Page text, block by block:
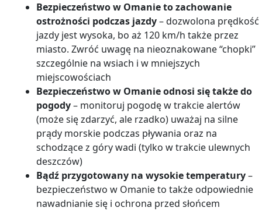
Bezpieczeństwo w Omanie to zachowanie
ostrożności podczas jazdy– dozwolona prędkość
jazdy jest wysoka, bo aż 120 km/h także przez
miasto. Zwróć uwagę na nieoznakowane “chopki”
szczególnie na wsiach i w mniejszych
miejscowościach
Bezpieczeństwo w Omanie odnosi się także do
pogody– monitoruj pogodę w trakcie alertów
(może się zdarzyć, ale rzadko) uważaj na silne
prądy morskie podczas pływania oraz na
schodzące z góry wadi (tylko w trakcie ulewnych
deszczów)
Bądź przygotowany na wysokie temperatury–
bezpieczeństwo w Omanie to także odpowiednie
nawadnianie się i ochrona przed słońcem